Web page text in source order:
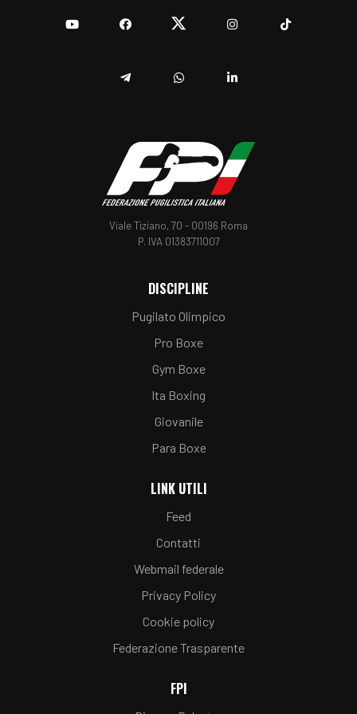
Viale Tiziano, 70 - 00196 Roma
P. IVA 01383711007
DISCIPLINE
Pugilato Olimpico
Pro Boxe
Gym Boxe
Ita Boxing
Giovanile
Para Boxe
LINK UTILI
Feed
Contatti
Webmail federale
Privacy Policy
Cookie policy
Federazione Trasparente
FPI